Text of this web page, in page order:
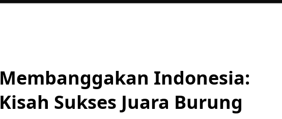
Membanggakan Indonesia:
Kisah Sukses Juara Burung